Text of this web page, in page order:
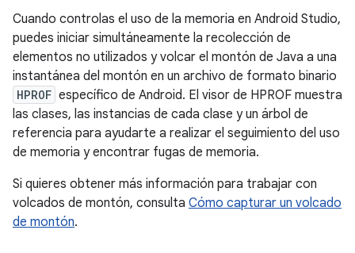
Cuando controlas el uso de la memoria en Android Studio,
puedes iniciar simultáneamente la recolección de
elementos no utilizados y volcar el montón de Java a una
instantánea del montón en un archivo de formato binario
HPROF específico de Android. El visor de HPROF muestra
las clases, las instancias de cada clase y un árbol de
referencia para ayudarte a realizar el seguimiento del uso
de memoria y encontrar fugas de memoria.
Si quieres obtener más información para trabajar con
volcados de montón, consulta Cómo capturar un volcado
de montón.